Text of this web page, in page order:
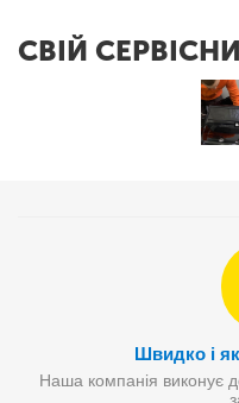
СВІЙ
Швидко і
Наша компанія виконує